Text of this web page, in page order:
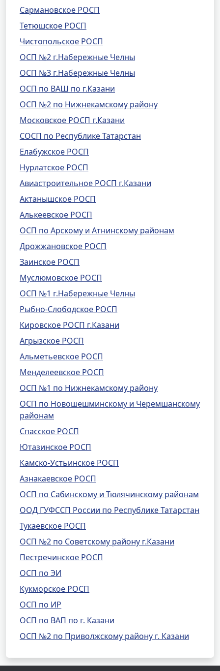
Сармановское РОСП
Тетюшское РОСП
Чистопольское РОСП
ОСП №2 г.Набережные Челны
ОСП №3 г.Набережные Челны
ОСП по ВАШ по г.Казани
ОСП №2 по Нижнекамскому району
Московское РОСП г.Казани
СОСП по Республике Татарстан
Елабужское РОСП
Нурлатское РОСП
Авиастроительное РОСП г.Казани
Актанышское РОСП
Алькеевское РОСП
ОСП по Арскому и Атнинскому районам
Дрожжановское РОСП
Заинское РОСП
Муслюмовское РОСП
ОСП №1 г.Набережные Челны
Рыбно-Слободское РОСП
Кировское РОСП г.Казани
Агрызское РОСП
Альметьевское РОСП
Менделеевское РОСП
ОСП №1 по Нижнекамскому району
ОСП по Новошешминскому и Черемшанскому
районам
Спасское РОСП
Ютазинское РОСП
Камско-Устьинское РОСП
Азнакаевское РОСП
ОСП по Сабинскому и Тюлячинскому районам
ООД ГУФССП России по Республике Татарстан
Тукаевское РОСП
ОСП №2 по Советскому району г.Казани
Пестречинское РОСП
ОСП по ЭИ
Кукморское РОСП
ОСП по ИР
ОСП по ВАП по г. Казани
ОСП №2 по Приволжскому району г. Казани